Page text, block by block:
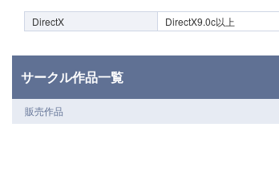
DirectX DirectX9.0c以上
サークル作品一覧
販売作品